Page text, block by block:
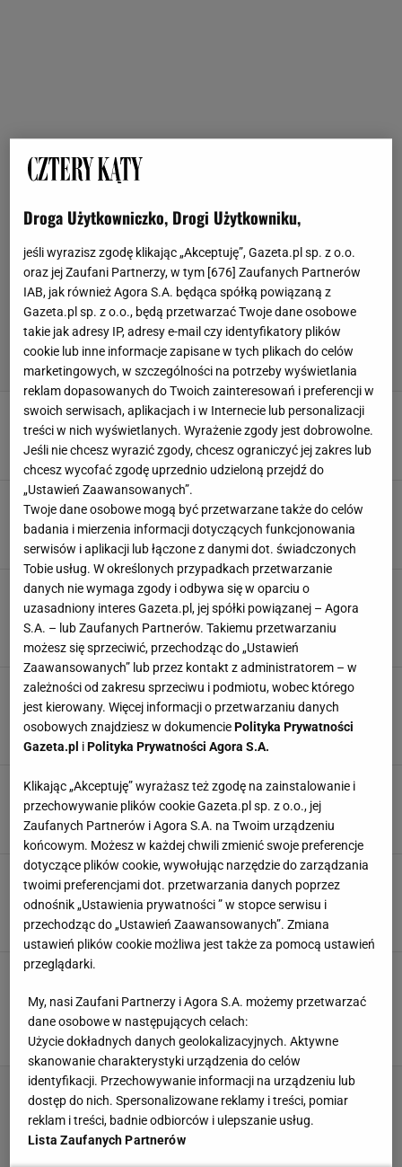
"Blade Runner" je ramen, "Amelia" cofa się w
czasie. Restauracje z wnętrzami jak z filmu
FILM HERBATA KAWA KAWIARNIA
Z kredensu babci prosto na Insta. Dlaczego
retro szkło z PRL-u znowu wraca?
FILIŻANKI KIELISZKI POLSKI DESIGN PRL
Trendy 2026 w aranżacji stołu - w modzie będą
odcienie niebieskiego, talerze w szalonych
kształtach i coś jeszcze
ARANŻACJE WNĘTRZ FILIŻANKI POLSKI DESIGN
Sonia Bohosiewicz pokazała wnętrza swojego
nowego, leśnego domu. "Te detale są jak
biżuteria!"
ARANŻACJE WNĘTRZ FOTELE GWIAZDY
Szwajcaria ma schron dla każdego, my - tylko
dla 3.8 proc. Polaków. Co tu nie gra?
ARCHITEKTURA POLSKI DESIGN POLSKI PROJEKT PREPPERSI
Drewno w łazience bez wydawania fortuny?
Trzy sprytne polskie projekty udowadniają, że
to możliwe
ARANŻACJE WNĘTRZ DREWNO POLSKI DESIGN ŁAZIENKA
złote detale
ARANŻACJE WNĘTRZ ARCHITEKTURA
KATARZYNA CICHOPEK
Droga Użytkowniczko, Drogi Użytkowniku,
jeśli wyrazisz zgodę klikając „Akceptuję”, Gazeta.pl sp. z o.o.
oraz jej Zaufani Partnerzy, w tym [676] Zaufanych Partnerów
IAB, jak również Agora S.A. będąca spółką powiązaną z
Gazeta.pl sp. z o.o., będą przetwarzać Twoje dane osobowe
takie jak adresy IP, adresy e-mail czy identyfikatory plików
cookie lub inne informacje zapisane w tych plikach do celów
marketingowych, w szczególności na potrzeby wyświetlania
reklam dopasowanych do Twoich zainteresowań i preferencji w
swoich serwisach, aplikacjach i w Internecie lub personalizacji
treści w nich wyświetlanych. Wyrażenie zgody jest dobrowolne.
Jeśli nie chcesz wyrazić zgody, chcesz ograniczyć jej zakres lub
chcesz wycofać zgodę uprzednio udzieloną przejdź do
„Ustawień Zaawansowanych”.
Twoje dane osobowe mogą być przetwarzane także do celów
badania i mierzenia informacji dotyczących funkcjonowania
serwisów i aplikacji lub łączone z danymi dot. świadczonych
Tobie usług. W określonych przypadkach przetwarzanie
danych nie wymaga zgody i odbywa się w oparciu o
uzasadniony interes Gazeta.pl, jej spółki powiązanej – Agora
S.A. – lub Zaufanych Partnerów. Takiemu przetwarzaniu
możesz się sprzeciwić, przechodząc do „Ustawień
Zaawansowanych” lub przez kontakt z administratorem – w
zależności od zakresu sprzeciwu i podmiotu, wobec którego
jest kierowany. Więcej informacji o przetwarzaniu danych
osobowych znajdziesz w dokumenciePolityka Prywatności
Gazeta.pl iPolityka Prywatności Agora S.A.
Klikając „Akceptuję” wyrażasz też zgodę na zainstalowanie i
przechowywanie plików cookie Gazeta.pl sp. z o.o., jej
Zaufanych Partnerów i Agora S.A. na Twoim urządzeniu
końcowym. Możesz w każdej chwili zmienić swoje preferencje
dotyczące plików cookie, wywołując narzędzie do zarządzania
twoimi preferencjami dot. przetwarzania danych poprzez
odnośnik „Ustawienia prywatności ” w stopce serwisu i
przechodząc do „Ustawień Zaawansowanych”. Zmiana
ustawień plików cookie możliwa jest także za pomocą ustawień
przeglądarki.
My, nasi Zaufani Partnerzy i Agora S.A. możemy przetwarzać
dane osobowe w następujących celach:
Użycie dokładnych danych geolokalizacyjnych. Aktywne
skanowanie charakterystyki urządzenia do celów
identyfikacji. Przechowywanie informacji na urządzeniu lub
dostęp do nich. Spersonalizowane reklamy i treści, pomiar
reklam i treści, badnie odbiorców i ulepszanie usług.
Lista Zaufanych Partnerów